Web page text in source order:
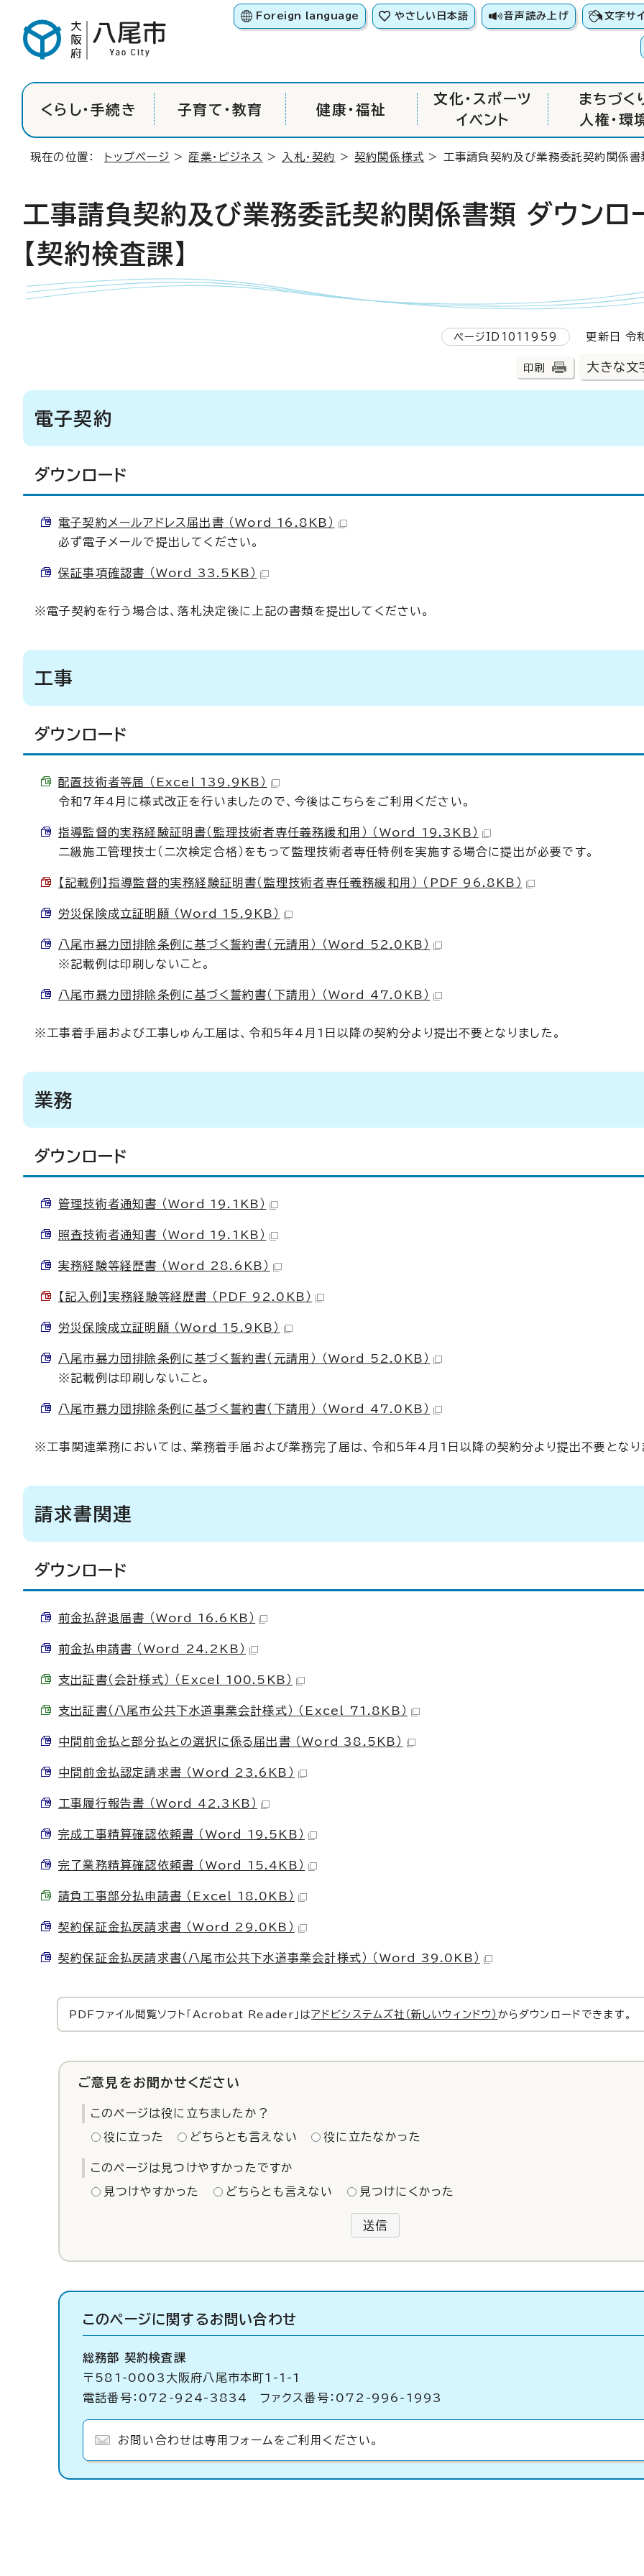
Foreign language やさしい日本語 音声読み上げ 文字サ
くらし・手続き 子育て・教育 健康・福祉
文化・スポーツ
イベント
まちづく
人権・環
現在の位置： トップページ > 産業・ビジネス > 入札・契約 >契約関係様式 > 工事請負契約及び業務委託契約関係書
工事請負契約及び業務委託契約関係書類 ダウンロ
【契約検査課】
ページID1011959 更新日 令
印刷 大きな文
電子契約
ダウンロード
電子契約メールアドレス届出書 （Word 16.8KB）
必ず電子メールで提出してください。
保証事項確認書 （Word 33.5KB）
※電子契約を行う場合は、落札決定後に上記の書類を提出してください。
工事
ダウンロード
配置技術者等届 （Excel 139.9KB）
令和7年4月に様式改正を行いましたので、今後はこちらをご利用ください。
指導監督的実務経験証明書（監理技術者専任義務緩和用） （Word 19.3KB）
二級施工管理技士（二次検定合格）をもって監理技術者専任特例を実施する場合に提出が必要です。
【記載例】指導監督的実務経験証明書（監理技術者専任義務緩和用） （PDF 96.8KB）
労災保険成立証明願 （Word 15.9KB）
八尾市暴力団排除条例に基づく誓約書（元請用） （Word 52.0KB）
※記載例は印刷しないこと。
八尾市暴力団排除条例に基づく誓約書（下請用） （Word 47.0KB）
※工事着手届および工事しゅん工届は、令和5年4月1日以降の契約分より提出不要となりました。
業務
ダウンロード
管理技術者通知書 （Word 19.1KB）
照査技術者通知書 （Word 19.1KB）
実務経験等経歴書 （Word 28.6KB）
【記入例】実務経験等経歴書 （PDF 92.0KB）
労災保険成立証明願 （Word 15.9KB）
八尾市暴力団排除条例に基づく誓約書（元請用） （Word 52.0KB）
※記載例は印刷しないこと。
八尾市暴力団排除条例に基づく誓約書（下請用） （Word 47.0KB）
※工事関連業務においては、業務着手届および業務完了届は、令和5年4月1日以降の契約分より提出不要となり
請求書関連
ダウンロード
前金払辞退届書 （Word 16.6KB）
前金払申請書 （Word 24.2KB）
支出証書（会計様式） （Excel 100.5KB）
支出証書（八尾市公共下水道事業会計様式） （Excel 71.8KB）
中間前金払と部分払との選択に係る届出書 （Word 38.5KB）
中間前金払認定請求書 （Word 23.6KB）
工事履行報告書 （Word 42.3KB）
完成工事精算確認依頼書 （Word 19.5KB）
完了業務精算確認依頼書 （Word 15.4KB）
請負工事部分払申請書 （Excel 18.0KB）
契約保証金払戻請求書 （Word 29.0KB）
契約保証金払戻請求書（八尾市公共下水道事業会計様式） （Word 39.0KB）
PDFファイル閲覧ソフト「Acrobat Reader」はアドビシステムズ社（新しいウィンドウ） からダウンロードできます。
ご意見をお聞かせください
このページは役に立ちましたか？
役に立った どちらとも言えない 役に立たなかった
このページは見つけやすかったですか
見つけやすかった どちらとも言えない 見つけにくかった
送信
このページに関するお問い合わせ
総務部 契約検査課
〒581-0003大阪府八尾市本町1-1-1
電話番号：072-924-3834 ファクス番号：072-996-1993
お問い合わせは専用フォームをご利用ください。